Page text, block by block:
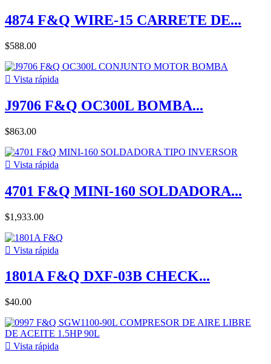
4874 F&Q WIRE-15 CARRETE DE...
$588.00
 Vista rápida
J9706 F&Q OC300L BOMBA...
$863.00
 Vista rápida
4701 F&Q MINI-160 SOLDADORA...
$1,933.00
 Vista rápida
1801A F&Q DXF-03B CHECK...
$40.00
 Vista rápida